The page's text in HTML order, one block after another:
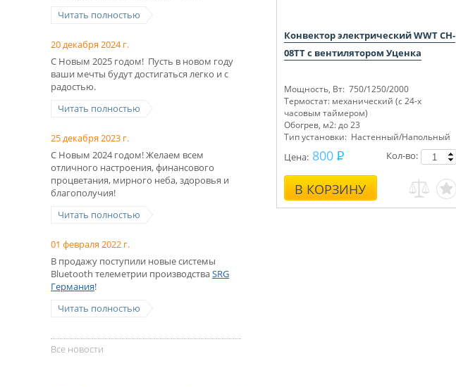
Читать полностью
20 декабря 2024 г.
С Новым 2025 годом! Пусть в новом году
ваши мечты будут достигаться легко и с
радостью.
Читать полностью
25 декабря 2023 г.
С Новым 2024 годом! Желаем всем
отличного настроения, финансового
процветания, мирного неба, здоровья и
благополучия!
Читать полностью
01 февраля 2022 г.
В продажу поступили новые системы
Bluetooth телеметрии производстваSRG
Германия!
Читать полностью
Все новости
Конвектор электрический WWT CH-
08TT с вентилятором Уценка
Мощность, Вт: 750/1250/2000
Термостат: механический (с 24-х
часовым таймером)
Обогрев, м2: до 23
Тип установки: Настенный/Напольный
Цена: 800
В КОРЗИНУ
Кол-во: